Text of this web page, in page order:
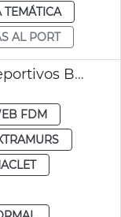
TEMÁTICA
AL PORT
Mejora energética de polideportivos Beteró, Estadi del Turia y Benimaclet
FDM